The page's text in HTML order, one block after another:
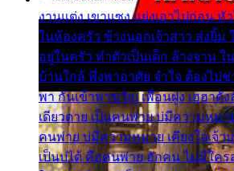
งานแต่ง เขาแซง แย่งเอาไปก่อน
ในห้องครัว ข้างนอกเจ้าสาว ส่งยิ้ม
อยู่ในครัว ทำตัวเป็นเด็ก ล้างจาน ใ
บ้านใกล้ พึ่งพาอาศัย จำใจ ต้องไปช่
พา กันเข้าพาขวัญ เพื่อนฝูง เฮฮาดัง
เดียวดาย เป็นคนพ่าย บ่มีความหมาย
คนพ่าย บ่มีความหมาย เคียงใจเจ้าบ่
เป็นบ่ได้ คือคนพ่าย ฮักคน ไม่มีใคร